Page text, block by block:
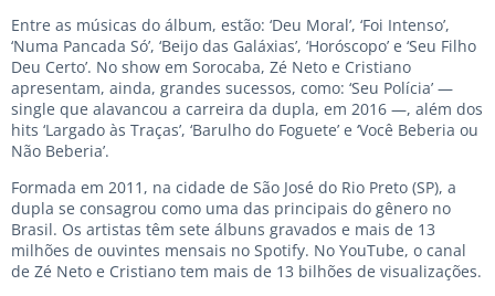
Entre as músicas do álbum, estão: ‘Deu Moral’, ‘Foi Intenso’,
‘Numa Pancada Só’, ‘Beijo das Galáxias’, ‘Horóscopo’ e ‘Seu Filho
Deu Certo’. No show em Sorocaba, Zé Neto e Cristiano
apresentam, ainda, grandes sucessos, como: ‘Seu Polícia’ —
single que alavancou a carreira da dupla, em 2016 —, além dos
hits ‘Largado às Traças’, ‘Barulho do Foguete’ e ‘Você Beberia ou
Não Beberia’.
Formada em 2011, na cidade de São José do Rio Preto (SP), a
dupla se consagrou como uma das principais do gênero no
Brasil. Os artistas têm sete álbuns gravados e mais de 13
milhões de ouvintes mensais no Spotify. No YouTube, o canal
de Zé Neto e Cristiano tem mais de 13 bilhões de visualizações.